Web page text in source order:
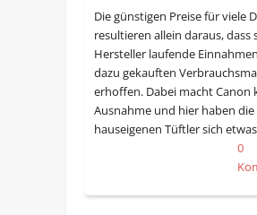
Die günstigen Preise für viele
resultieren allein daraus, dass
Hersteller laufende
dazu gekauften
erhoffen. Dabei macht Canon
Ausnahme und hier haben die
hauseigenen Tüftler sich
0